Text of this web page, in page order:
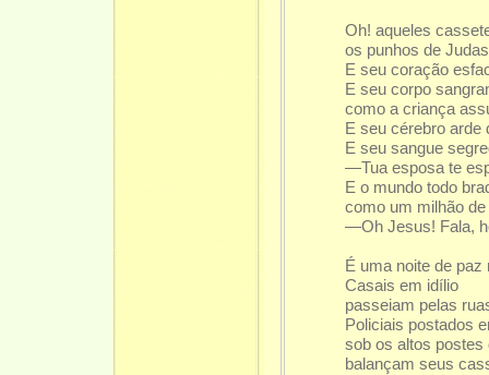
Oh! aqueles
os punhos de
E seu coração
E seu corpo
como a criança
E seu cérebro
E seu sangue
—Tua esposa te
E o mundo todo
como um milhão
—Oh Jesus! Fala,
É uma noite de paz
Casais em idílio
passeiam pelas
Policiais postados
sob os altos postes
balançam seus